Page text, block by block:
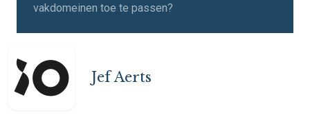
vakdomeinen toe te passen?
Jef Aerts